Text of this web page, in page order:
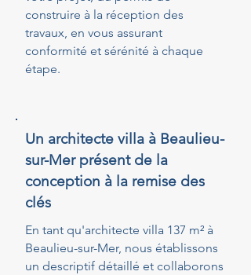
construire à la réception des
travaux, en vous assurant
conformité et sérénité à chaque
étape.
Un architecte villa à Beaulieu-
sur-Mer présent de la
conception à la remise des
clés
En tant qu'architecte villa 137 m² à
Beaulieu-sur-Mer, nous établissons
un descriptif détaillé et collaborons